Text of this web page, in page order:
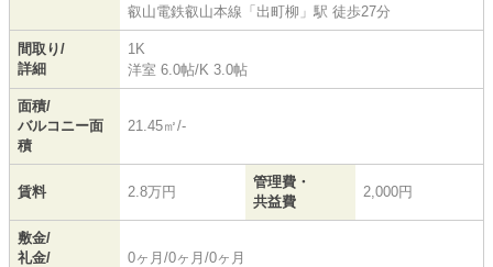
叡山電鉄叡山本線 「 出町柳 」駅 徒歩27分
間取り/
詳細
1K
洋室 6.0帖/K 3.0帖
面積/
バルコニー面
積
21.45㎡/-
賃料 2.8万円
管理費・
共益費
2,000円
敷金/
礼金/
0ヶ月/0ヶ月/0ヶ月